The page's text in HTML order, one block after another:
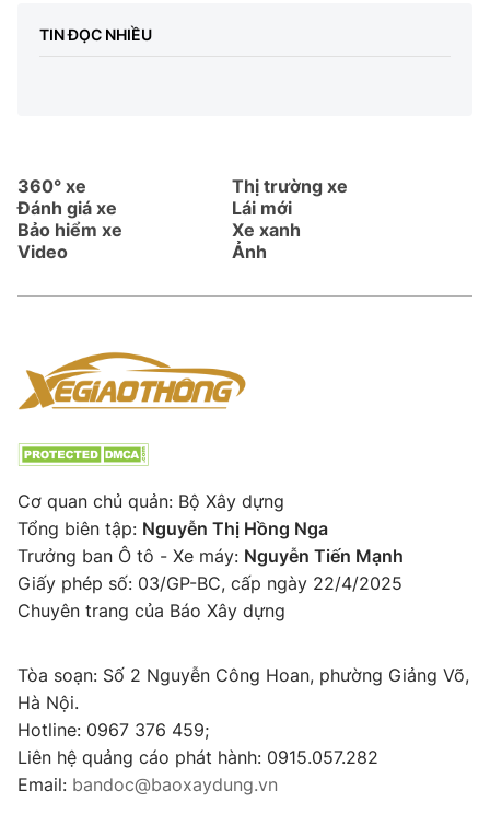
TIN ĐỌC NHIỀU
360° xe
Thị trường xe
Đánh giá xe
Lái mới
Bảo hiểm xe
Xe xanh
Video
Ảnh
Cơ quan chủ quản: Bộ Xây dựng
Tổng biên tập: Nguyễn Thị Hồng Nga
Trưởng ban Ô tô - Xe máy: Nguyễn Tiến Mạnh
Giấy phép số: 03/GP-BC, cấp ngày 22/4/2025
Chuyên trang của Báo Xây dựng
Tòa soạn: Số 2 Nguyễn Công Hoan, phường Giảng Võ,
Hà Nội.
Hotline: 0967 376 459;
Liên hệ quảng cáo phát hành: 0915.057.282
Email: bandoc@baoxaydung.vn